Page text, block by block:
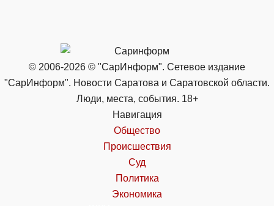
© 2006-2026 © "СарИнформ". Сетевое издание
"СарИнформ". Новости Саратова и Саратовской области.
Люди, места, события. 18+
Навигация
Общество
Происшествия
Суд
Политика
Экономика